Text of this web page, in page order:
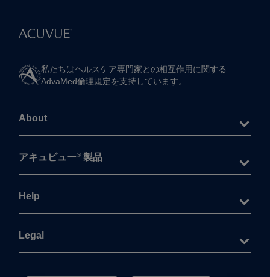
私たちは​ヘルスケア専門家との​相互作用に​関する​
AdvaMed倫理規定を​支持しています。
About
アキュビュー® 製品
Help
Legal